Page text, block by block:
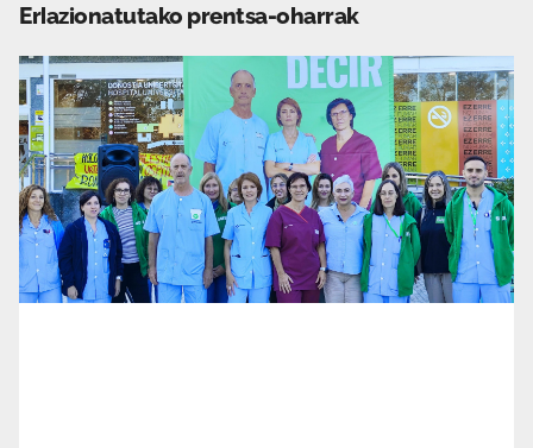
Erlazionatutako prentsa-oharrak